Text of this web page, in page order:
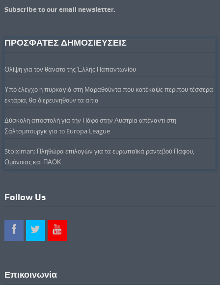
Subscribe to our email newsletter.
ΠΡΟΣΦΑΤΕΣ ΔΗΜΟΣΙΕΥΣΕΙΣ
Θλίψη για τον θάνατο της Έλλης Παπαντωνίου
Υπό έλεγχο η πυρκαγιά στη Μαραθούντα που κατέκαψε περίπου τέσσερα
εκτάρια, θα διερευνηθούν τα αίτια
Δύσκολη αποστολή για την Πάφο στην Αυστρία απέναντι στη
Σάλτσμπουργκ για το Europa League
Stoiximan: Πληθώρα επιλογών για τα ευρωπαϊκά ραντεβού Πάφου,
Ομόνοιας και ΠΑΟΚ
Follow Us
Επικοινωνία